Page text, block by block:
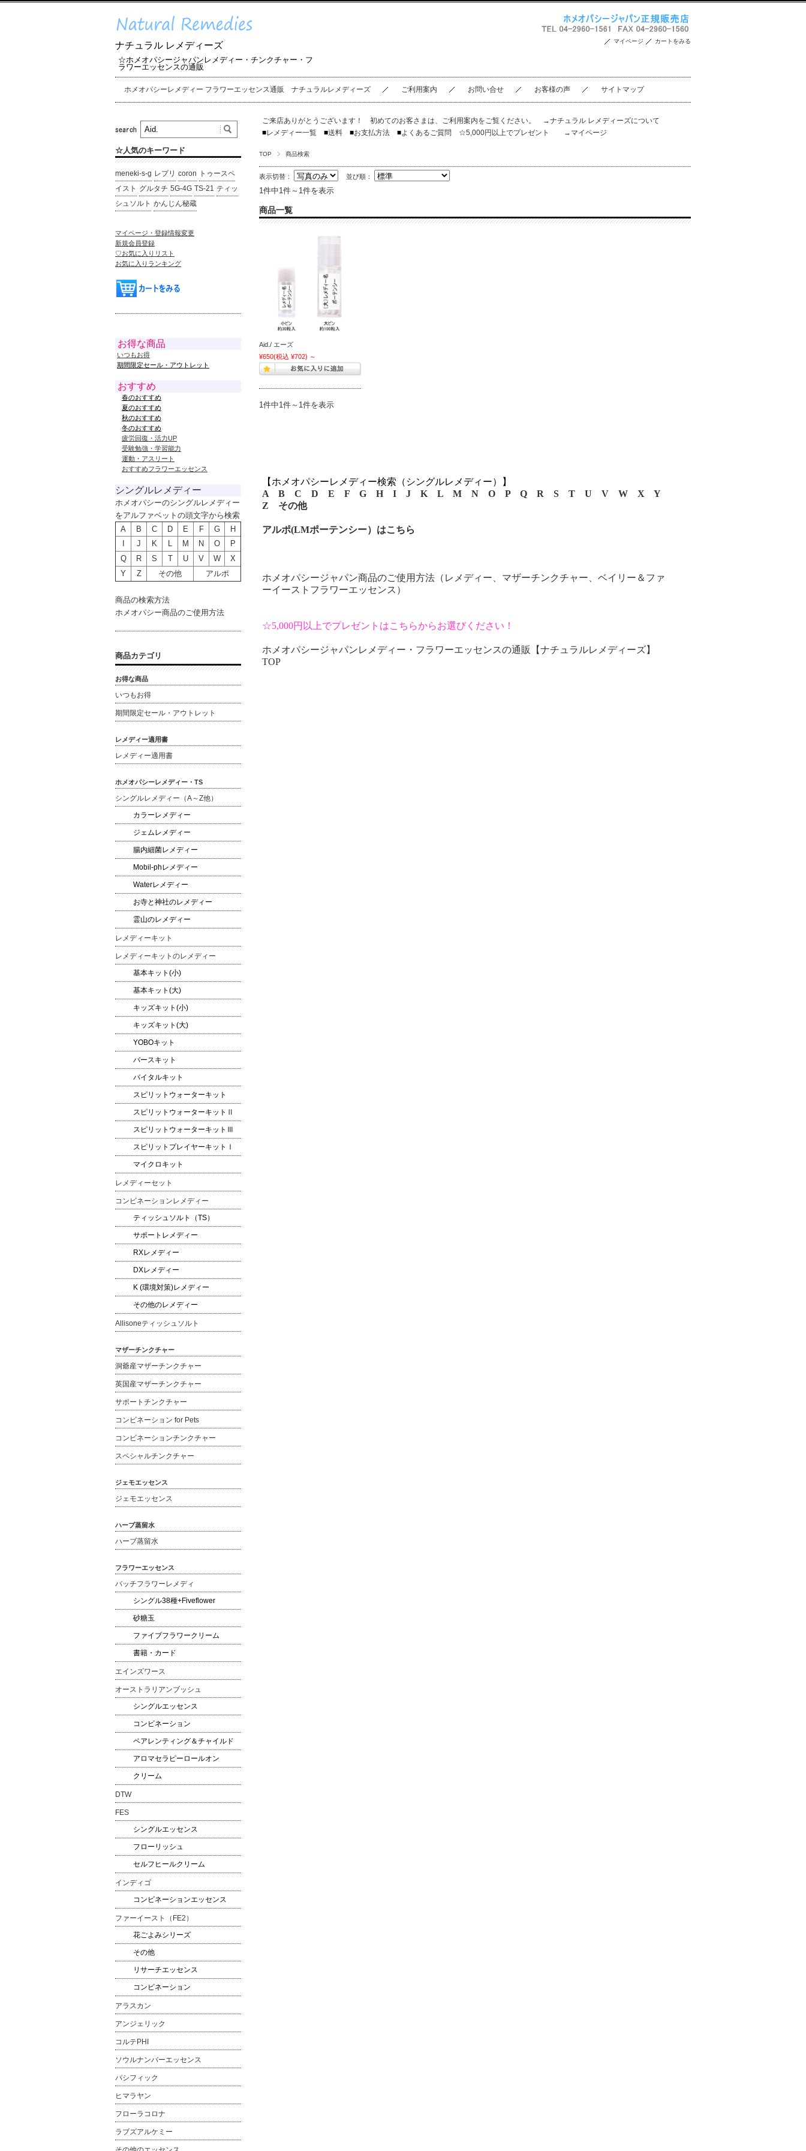
ナチュラル レメディーズ
☆ホメオパシージャパンレメディー・チンクチャー・フ
ラワーエッセンスの通販
マイページ カートをみる
ホメオパシーレメディー フラワーエッセンス通販 ナチュラルレメディーズ ご利用案内 お問い合せ お客様の声 サイトマップ
ご来店ありがとうございます！ 初めてのお客さまは、 ご利用案内をご覧ください。
→ナチュラル レメディーズについて
■レメディー一覧 ■送料 ■お支払方法 ■よくあるご質問 ☆5,000円以上でプレゼント →マイページ
TOP 商品検索
表示切替： 並び順：
1件中1件～1件を表示
商品一覧
Aid./ エーズ
¥650(税込 ¥702) ～
1件中1件～1件を表示
【ホメオパシーレメディー検索（シングルレメディー）】
A
B C D E F G H I J K L M N O P Q R S T U V W X
Y
Z
その他
アルポ(LMポーテンシー）はこちら
ホメオパシージャパン商品のご使用方法（レメディー、マザーチンクチャー、ベイリー＆ファ
ーイーストフラワーエッセンス）
☆5,000円以上でプレゼントはこちらからお選びください！
ホメオパシージャパンレメディー・フラワーエッセンスの通販【ナチュラルレメディーズ】
TOP
☆人気のキーワード
meneki-s-g レプリ coron
トゥースペ
イスト グルタチ 5G-4G TS-21 ティッ
シュソルト かんじん秘蔵
マイページ・登録情報変更
新規会員登録
♡お気に入りリスト
お気に入りランキング
お得な商品
いつもお得
期間限定セール・アウトレット
おすすめ
春のおすすめ
夏のおすすめ
秋のおすすめ
冬のおすすめ
疲労回復・活力UP
受験勉強・学習能力
運動・アスリート
おすすめフラワーエッセンス
シングルレメディー
ホメオパシーのシングルレメディー
をアルファベットの頭文字から検索
A
B C D E F G
H
J K L M N O
P
Q
R S T U V W
X
Y
Z その他 アルポ
商品の検索方法
ホメオパシー商品のご使用方法
商品カテゴリ
お得な商品
いつもお得
期間限定セール・アウトレット
レメディー適用書
レメディー適用書
ホメオパシーレメディー・TS
シングルレメディー（A～Z他）
カラーレメディー
ジェムレメディー
腸内細菌レメディー
Mobil-phレメディー
Waterレメディー
お寺と神社のレメディー
霊山のレメディー
レメディーキット
レメディーキットのレメディー
基本キット(小)
基本キット(大)
キッズキット(小)
キッズキット(大)
YOBOキット
バースキット
バイタルキット
スピリットウォーターキット
スピリットウォーターキットⅡ
スピリットウォーターキットⅢ
スピリットプレイヤーキットⅠ
マイクロキット
レメディーセット
コンビネーションレメディー
ティッシュソルト（TS）
サポートレメディー
RXレメディー
DXレメディー
K (環境対策)レメディー
その他のレメディー
Allisoneティッシュソルト
マザーチンクチャー
洞爺産マザーチンクチャー
英国産マザーチンクチャー
サポートチンクチャー
コンビネーション for Pets
コンビネーションチンクチャー
スペシャルチンクチャー
ジェモエッセンス
ジェモエッセンス
ハーブ蒸留水
ハーブ蒸留水
フラワーエッセンス
バッチフラワーレメディ
シングル38種+Fiveflower
砂糖玉
ファイブフラワークリーム
書籍・カード
エインズワース
オーストラリアンブッシュ
シングルエッセンス
コンビネーション
ペアレンティング＆チャイルド
アロマセラピーロールオン
クリーム
DTW
FES
シングルエッセンス
フローリッシュ
セルフヒールクリーム
インディゴ
コンビネーションエッセンス
ファーイースト（FE2）
花ごよみシリーズ
その他
リサーチエッセンス
コンビネーション
アラスカン
アンジェリック
コルテPHI
ソウルナンバーエッセンス
パシフィック
ヒマラヤン
フローラコロナ
ラブズアルケミー